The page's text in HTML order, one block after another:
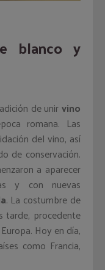
blanco y
de unirvino
romana. Las
del vino, así
de conservación.
a aparecer
y con nuevas
. La costumbre de
tarde, procedente
Hoy en día,
como Francia,